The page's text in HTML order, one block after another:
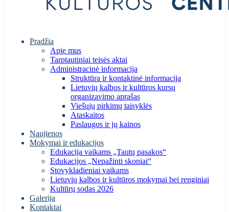
Pradžia
Apie mus
Tarptautiniai teisės aktai
Administracinė informacija
Struktūra ir kontaktinė informacija
Lietuvių kalbos ir kultūros kursų
organizavimo aprašas
Viešųjų pirkimų taisyklės
Ataskaitos
Paslaugos ir jų kainos
Naujienos
Mokymai ir edukacijos
Edukacija vaikams „Tautų pasakos“
Edukacijos „Nepažinti skoniai“
Stovykladieniai vaikams
Lietuvių kalbos ir kultūros mokymai bei renginiai
Kultūrų sodas 2026
Galerija
Kontaktai